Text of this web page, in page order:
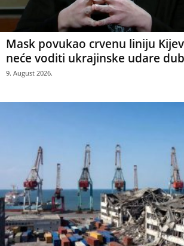
Mask povukao crvenu liniju
neće voditi ukrajinske udare
9. August 2026.